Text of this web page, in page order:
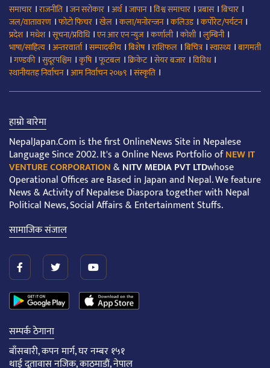
समाचार ।राजनीति ।जन सरोकार ।अर्थ।जापान।विश्व समाचार ।प्रबास।बिचार ।
जल/वातावरण ।फोटो फिचर ।खेल ।कला/मनोरन्जन।कलिउड।कर्पोरेट/पर्यटन।
प्रदेश।मधेश।सूचना/प्रविधि।एन आर एन न्युज।कर्णाली।कोशी।लुम्बिनी।
भाषा/साहित्य ।अन्तरवार्ता।सम्पादकीय ।बिशेष।राशिफल ।बिचित्र।स्वास्थ्य ।बागमती
।गण्डकी।सुदूरपश्चिम ।कृषि।फूटबल ।क्रिकेट।सेयर बजार ।विविध।
स्थानीयतह निर्वाचन।आम निर्वाचन २०७९ ।संस्कृति ।
हाम्रो बारेमा
NepalJapan.Com is the first OnlineNews Site in Nepalese
Language Since 2002. It's a Online News Portfolio ofNEW IT
VENTURE CORPORATION&NITV MEDIA PVT LTDwhose
Operational Offices are Based in Japan and Nepal. We feature
News & Activity of Nepalese Diaspora together with Nepal
Political News, Social Affairs & Entertainment Stuffs.
सामाजिक संजाल
सम्पर्क ठेगाना
बाँसबारी, कपन मार्ग, घर नम्बर १५१
थाई दूतावास नजिक, काठमाडौं, नेपाल